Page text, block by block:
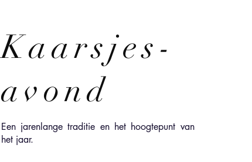
Kaarsjes-
avond
Een jarenlange traditie en het hoogtepunt van
het jaar.